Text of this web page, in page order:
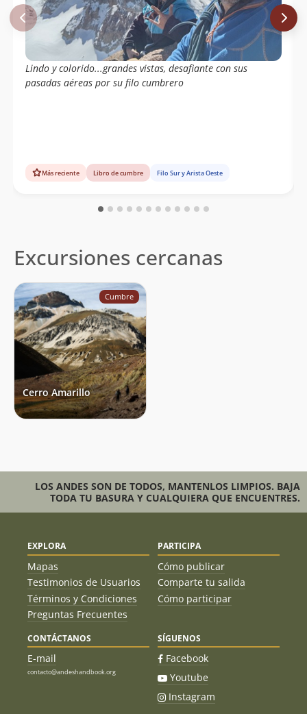
Lindo y colorido...grandes vistas, desafiante con sus
pasadas aéreas por su filo cumbrero
Más reciente Libro de cumbre Filo Sur y Arista Oeste
Excursiones cercanas
Cumbre
Cerro Amarillo
LOS ANDES SON DE TODOS, MANTENLOS LIMPIOS. BAJA
TODA TU BASURA Y CUALQUIERA QUE ENCUENTRES.
EXPLORA
Mapas
Testimonios de Usuarios
Términos y Condiciones
Preguntas Frecuentes
PARTICIPA
Cómo publicar
Comparte tu salida
Cómo participar
CONTÁCTANOS
E-mail
contacto@andeshandbook.org
SÍGUENOS
Facebook
Youtube
Instagram